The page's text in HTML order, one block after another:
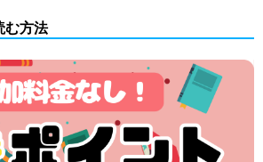
む方法